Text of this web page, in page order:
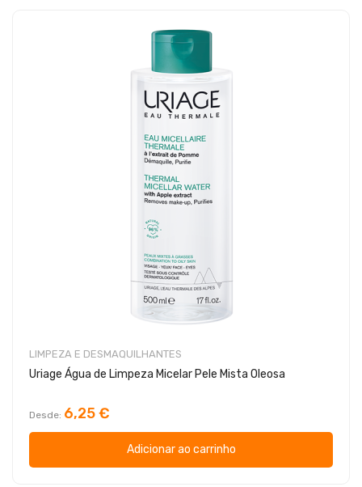
LIMPEZA E DESMAQUILHANTES
Uriage Água de Limpeza Micelar Pele Mista Oleosa
Desde 6,25 €
Adicionar ao carrinho